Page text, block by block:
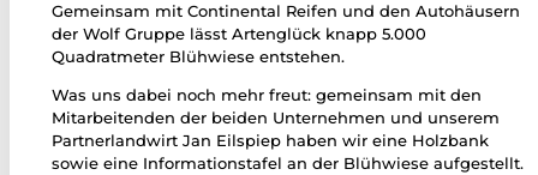
Gemeinsam mit Continental Reifen und den Autohäusern
der Wolf Gruppe lässt Artenglück knapp 5.000
Quadratmeter Blühwiese entstehen.
Was uns dabei noch mehr freut: gemeinsam mit den
Mitarbeitenden der beiden Unternehmen und unserem
Partnerlandwirt Jan Eilspiep haben wir eine Holzbank
sowie eine Informationstafel an der Blühwiese aufgestellt.